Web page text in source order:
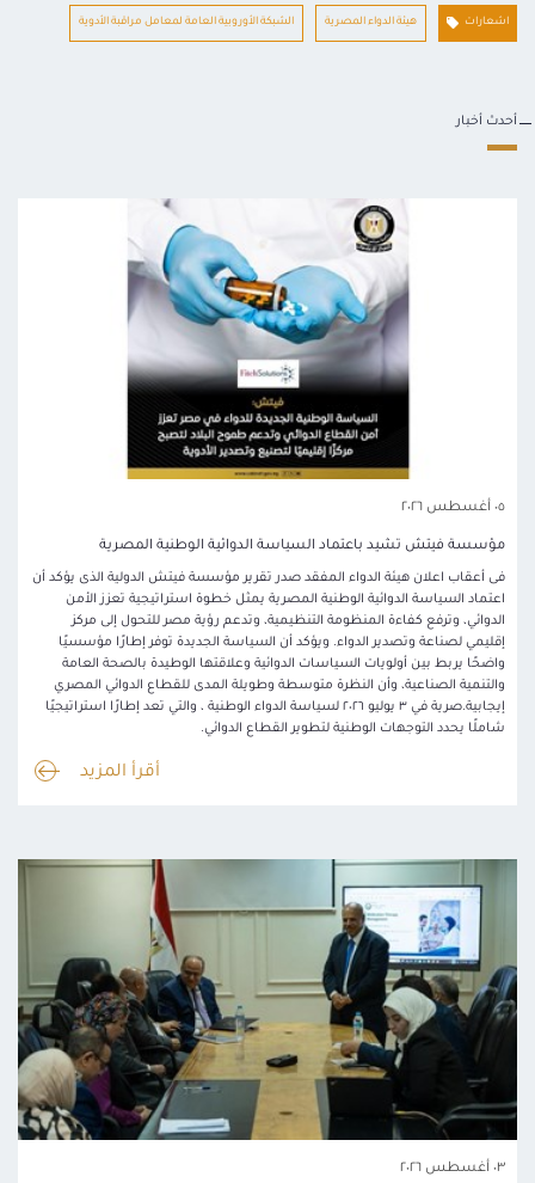
اشعارات هيئة الدواء المصرية الشبكة الأوروبية العامة لمعامل مراقبة الأدوية
أحدث أخبار
٠٥ أغسطس ٢٠٢٦
مؤسسة فيتش تشيد باعتماد السياسة الدوائية الوطنية المصرية
فى أعقاب اعلان هيئة الدواء المفقد صدر تقرير مؤسسة فيتش الدولية الذى يؤكد أن
اعتماد السياسة الدوائية الوطنية المصرية يمثل خطوة استراتيجية تعزز الأمن
الدوائي، وترفع كفاءة المنظومة التنظيمية، وتدعم رؤية مصر للتحول إلى مركز
إقليمي لصناعة وتصدير الدواء. ويؤكد أن السياسة الجديدة توفر إطارًا مؤسسيًا
واضحًا يربط بين أولويات السياسات الدوائية وعلاقتها الوطيدة بالصحة العامة
والتنمية الصناعية، وأن النظرة متوسطة وطويلة المدى للقطاع الدوائي المصري
إيجابية.صرية في ٣ يوليو ٢٠٢٦ لسياسة الدواء الوطنية ، والتي تعد إطارًا استراتيجيًا
شاملًا يحدد التوجهات الوطنية لتطوير القطاع الدوائي.
أقرأ المزيد
٠٣ أغسطس ٢٠٢٦